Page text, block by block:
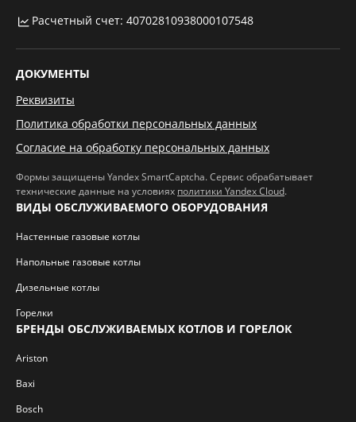
Расчетный счет: 40702810938000107548
ДОКУМЕНТЫ
Реквизиты
Политика обработки персональных данных
Согласие на обработку персональных данных
Формы защищены Yandex SmartCaptcha. Сервис обрабатывает
технические данные на условиях политики Yandex Cloud.
ВИДЫ ОБСЛУЖИВАЕМОГО ОБОРУДОВАНИЯ
Настенные газовые котлы
Напольные газовые котлы
Дизельные котлы
Горелки
БРЕНДЫ ОБСЛУЖИВАЕМЫХ КОТЛОВ И ГОРЕЛОК
Ariston
Baxi
Bosch